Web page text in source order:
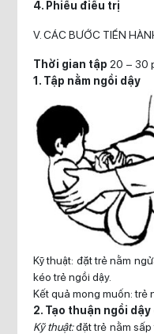
4. Phiếu điều trị
V. CÁC BƯỚC TIẾN
Thời gian tập 20 – 30
1. Tập nằm ngồi dậy
Kỹ thuật: đặt trẻ nằm
kéo trẻ ngồi dậy.
Kết quả mong muốn: trẻ
2. Tạo thuận ngồi
Kỹ thuật:đặt trẻ nằm sấp